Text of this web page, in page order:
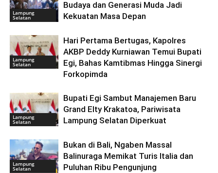
Lampung
Selatan
Budaya dan Generasi Muda Jadi
Kekuatan Masa Depan
Lampung
Selatan
Hari Pertama Bertugas, Kapolres
AKBP Deddy Kurniawan Temui Bupati
Egi, Bahas Kamtibmas Hingga Sinergi
Forkopimda
Lampung
Selatan
Bupati Egi Sambut Manajemen Baru
Grand Elty Krakatoa, Pariwisata
Lampung Selatan Diperkuat
Lampung
Selatan
Bukan di Bali, Ngaben Massal
Balinuraga Memikat Turis Italia dan
Puluhan Ribu Pengunjung